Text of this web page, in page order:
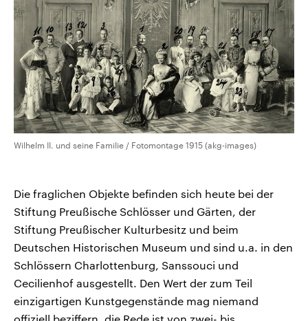
Wilhelm II. und seine Familie / Fotomontage 1915 (akg-images)
Die fraglichen Objekte befinden sich heute bei der
Stiftung Preußische Schlösser und Gärten, der
Stiftung Preußischer Kulturbesitz und beim
Deutschen Historischen Museum und sind u.a. in den
Schlössern Charlottenburg, Sanssouci und
Cecilienhof ausgestellt. Den Wert der zum Teil
einzigartigen Kunstgegenstände mag niemand